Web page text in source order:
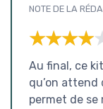
NOTE DE LA
Au final, ce
qu’on attend
permet de se